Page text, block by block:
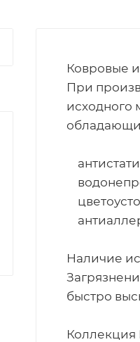
Ковровые
При
исходного
Наличие
быстро
Коллекция